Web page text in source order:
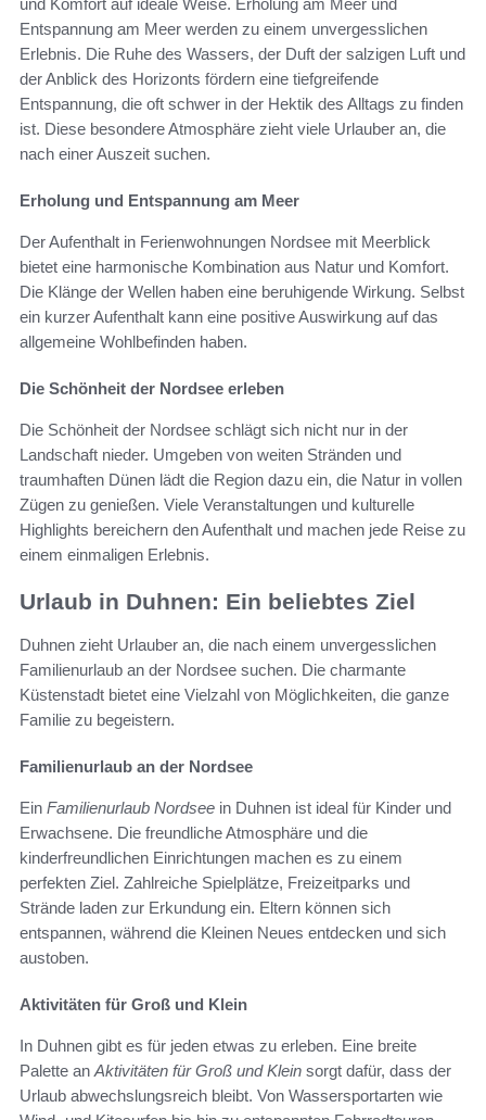
Entspannung am Meer werden zu einem unvergesslichen
Erlebnis. Die Ruhe des Wassers, der Duft der salzigen Luft und
der Anblick des Horizonts fördern eine tiefgreifende
Entspannung, die oft schwer in der Hektik des Alltags zu finden
ist. Diese besondere Atmosphäre zieht viele Urlauber an, die
nach einer Auszeit suchen.
Erholung und Entspannung am Meer
Der Aufenthalt in Ferienwohnungen Nordsee mit Meerblick
bietet eine harmonische Kombination aus Natur und Komfort.
Die Klänge der Wellen haben eine beruhigende Wirkung. Selbst
ein kurzer Aufenthalt kann eine positive Auswirkung auf das
allgemeine Wohlbefinden haben.
Die Schönheit der Nordsee erleben
Die Schönheit der Nordsee schlägt sich nicht nur in der
Landschaft nieder. Umgeben von weiten Stränden und
traumhaften Dünen lädt die Region dazu ein, die Natur in vollen
Zügen zu genießen. Viele Veranstaltungen und kulturelle
Highlights bereichern den Aufenthalt und machen jede Reise zu
einem einmaligen Erlebnis.
Urlaub in Duhnen: Ein beliebtes Ziel
Duhnen zieht Urlauber an, die nach einem unvergesslichen
Familienurlaub an der Nordsee suchen. Die charmante
Küstenstadt bietet eine Vielzahl von Möglichkeiten, die ganze
Familie zu begeistern.
Familienurlaub an der Nordsee
Ein Familienurlaub Nordsee in Duhnen ist ideal für Kinder und
Erwachsene. Die freundliche Atmosphäre und die
kinderfreundlichen Einrichtungen machen es zu einem
perfekten Ziel. Zahlreiche Spielplätze, Freizeitparks und
Strände laden zur Erkundung ein. Eltern können sich
entspannen, während die Kleinen Neues entdecken und sich
austoben.
Aktivitäten für Groß und Klein
In Duhnen gibt es für jeden etwas zu erleben. Eine breite
Palette an Aktivitäten für Groß und Klein sorgt dafür, dass der
Urlaub abwechslungsreich bleibt. Von Wassersportarten wie